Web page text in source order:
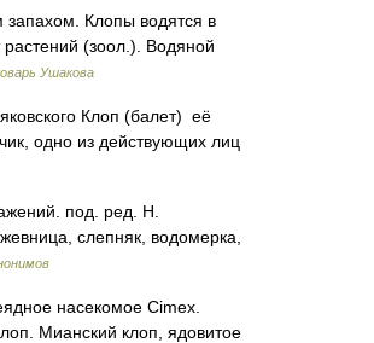
Клопы водятся в
(зоол.). Водяной
Ушакова
Клоп (балет) её
одно из действующих лиц
под. ред. Н.
слепняк, водомерка,
насекомое Cimex.
Мианский клоп, ядовитое